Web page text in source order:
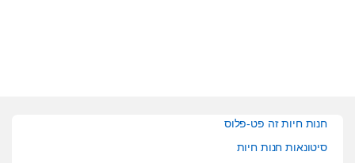
חנות חיות זה פט-פלוס
סיטונאות חנות חיות